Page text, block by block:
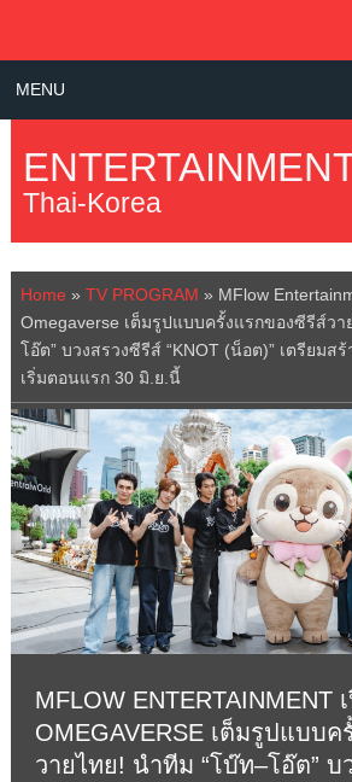
MENU
Thai-Korea
Home » TV PROGRAM » MFlow
Omegaverse เต็มรูปแบบครั้งแรกของซีรีส์วา
โอ๊ต” บวงสรวงซีรีส์ “KNOT (น็อต)” เตรียมส
เริ่มตอนแรก 30 มิ.ย.นี้
MFLOW ENTERTAINMENT
OMEGAVERSE เต็มรูปแบบ
วายไทย! นำทีม “โบ๊ท–โอ๊ต” บ